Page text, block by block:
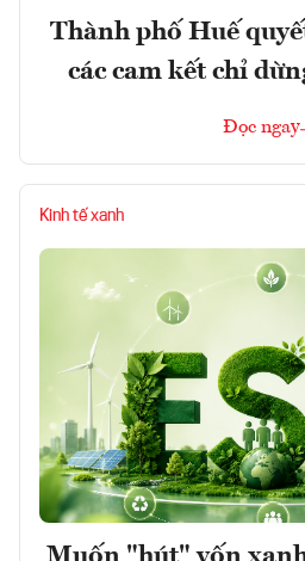
Thành phố Huế
các cam kết chỉ
Đọc ngay
Kinh tế xanh
Muốn "hút" vốn